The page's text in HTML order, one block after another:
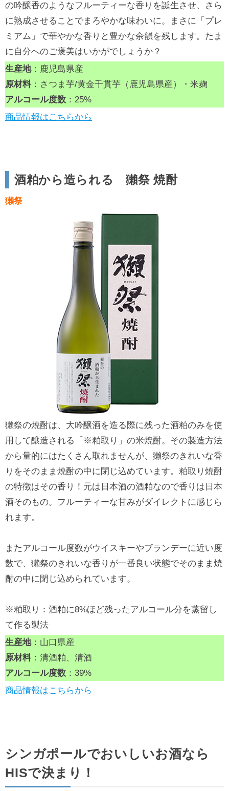
の吟醸香のようなフルーティーな香りを誕生させ、さら
に熟成させることでまろやかな味わいに。まさに「プレ
ミアム」で華やかな香りと豊かな余韻を残します。たま
に自分へのご褒美はいかがでしょうか？
生産地：鹿児島県産
原材料：さつま芋/黄金千貫芋（鹿児島県産）・米麹
アルコール度数 ：25%
商品情報はこちらから
酒粕から造られる 獺祭 焼酎
獺祭
獺祭の焼酎は、大吟醸酒を造る際に残った酒粕のみを使
用して醸造される「※粕取り」の米焼酎。その製造方法
から量的にはたくさん取れませんが、獺祭のきれいな香
りをそのまま焼酎の中に閉じ込めています。粕取り焼酎
の特徴はその香り！元は日本酒の酒粕なので香りは日本
酒そのもの。フルーティーな甘みがダイレクトに感じら
れます。
またアルコール度数がウイスキーやブランデーに近い度
数で、獺祭のきれいな香りが一番良い状態でそのまま焼
酎の中に閉じ込められています。
※粕取り：酒粕に8%ほど残ったアルコール分を蒸留し
て作る製法
生産地：山口県産
原材料：清酒粕、清酒
アルコール度数 ：39%
商品情報はこちらから
シンガポールでおいしいお酒なら
HISで決まり！